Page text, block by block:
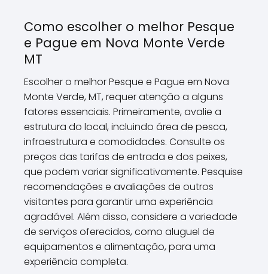
Como escolher o melhor Pesque
e Pague em Nova Monte Verde
MT
Escolher o melhor Pesque e Pague em Nova
Monte Verde, MT, requer atenção a alguns
fatores essenciais. Primeiramente, avalie a
estrutura do local, incluindo área de pesca,
infraestrutura e comodidades. Consulte os
preços das tarifas de entrada e dos peixes,
que podem variar significativamente. Pesquise
recomendações e avaliações de outros
visitantes para garantir uma experiência
agradável. Além disso, considere a variedade
de serviços oferecidos, como aluguel de
equipamentos e alimentação, para uma
experiência completa.